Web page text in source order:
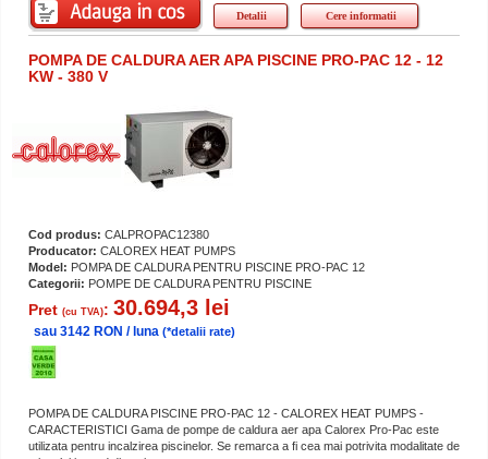
Detalii Cere informatii
POMPA DE CALDURA AER APA PISCINE PRO-PAC 12 - 12
KW - 380 V
Cod produs: CALPROPAC12380
Producator: CALOREX HEAT PUMPS
Model: POMPA DE CALDURA PENTRU PISCINE PRO-PAC 12
Categorii: POMPE DE CALDURA PENTRU PISCINE
Pret (cu TVA): 30.694,3 lei
sau 3142 RON / luna (*detalii rate)
POMPA DE CALDURA PISCINE PRO-PAC 12 - CALOREX HEAT PUMPS -
CARACTERISTICI Gama de pompe de caldura aer apa Calorex Pro-Pac este
utilizata pentru incalzirea piscinelor. Se remarca a fi cea mai potrivita modalitate de